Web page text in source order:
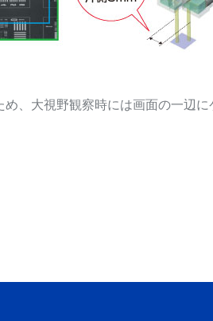
、大視野観察時には画面の一辺